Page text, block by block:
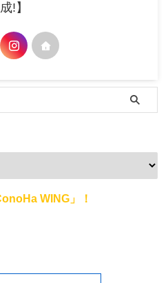
成!】
WING」！